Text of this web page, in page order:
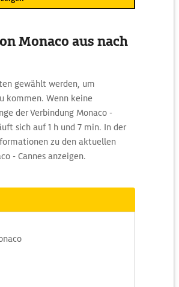
Monaco aus nach
gewählt werden, um
kommen. Wenn keine
der Verbindung Monaco -
sich auf 1 h und 7 min. In der
zu den aktuellen
- Cannes anzeigen.